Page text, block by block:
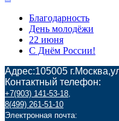
Благодарность
День молодёжи
22 июня
С Днём России!
Адрес:105005
Контактный телефон:
+7(903) 141-53-18,
8(499) 261-51-10
Электронная почта: